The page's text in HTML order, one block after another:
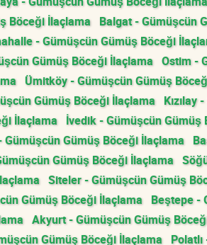
Böceği İlaçlama Balgat - Gümüşcün
- Gümüşcün Gümüş Böceği
Gümüş Böceği İlaçlama Ostim -
Ümitköy - Gümüşcün Gümüş
Gümüş Böceği İlaçlama Kızılay
İlaçlama İvedik - Gümüşcün Gümüş
Gümüşcün Gümüş Böceği İlaçlama
Gümüş Böceği İlaçlama
Siteler - Gümüşcün Gümüş
Gümüş Böceği İlaçlama Beştepe -
Akyurt - Gümüşcün Gümüş
Gümüş Böceği İlaçlama